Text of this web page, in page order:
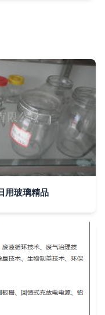
用玻璃精品